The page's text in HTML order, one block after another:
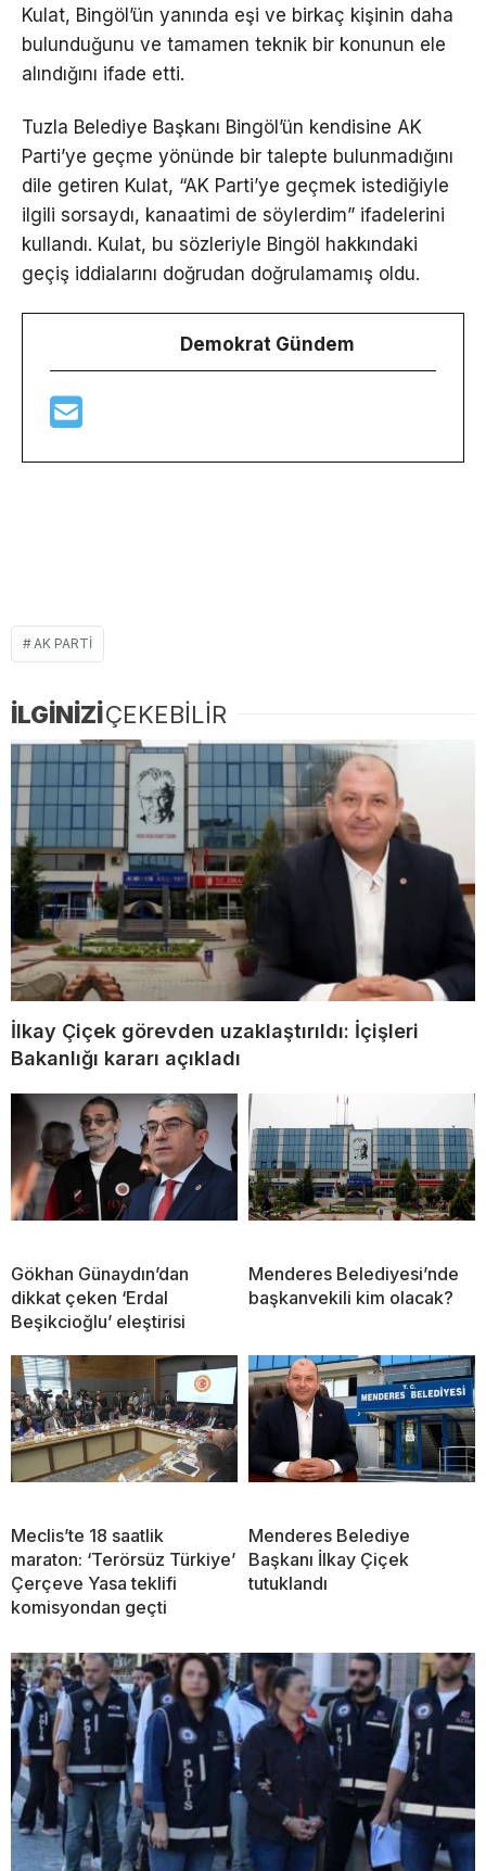
Kulat, Bingöl’ün yanında eşi ve birkaç kişinin daha
bulunduğunu ve tamamen teknik bir konunun ele
alındığını ifade etti.
Tuzla Belediye Başkanı Bingöl’ün kendisine AK
Parti’ye geçme yönünde bir talepte bulunmadığını
dile getiren Kulat, “AK Parti’ye geçmek istediğiyle
ilgili sorsaydı, kanaatimi de söylerdim” ifadelerini
kullandı. Kulat, bu sözleriyle Bingöl hakkındaki
geçiş iddialarını doğrudan doğrulamamış oldu.
Demokrat Gündem
AK PARTI
İLGİNİZİÇEKEBİLİR
İlkay Çiçek görevden uzaklaştırıldı: İçişleri
Bakanlığı kararı açıkladı
Gökhan Günaydın’dan
dikkat çeken ‘Erdal
Beşikcioğlu’ eleştirisi
Menderes Belediyesi’nde
başkanvekili kim olacak?
Meclis’te 18 saatlik
maraton: ‘Terörsüz Türkiye’
Çerçeve Yasa teklifi
komisyondan geçti
Menderes Belediye
Başkanı İlkay Çiçek
tutuklandı